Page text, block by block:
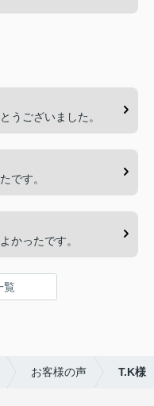
うございました。
です。
かったです。
覧
お客様の声 T.K様